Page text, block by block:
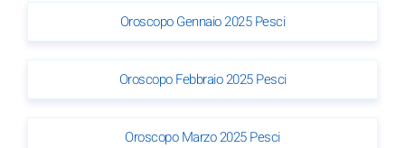
Oroscopo Gennaio 2025 Pesci
Oroscopo Febbraio 2025 Pesci
Oroscopo Marzo 2025 Pesci